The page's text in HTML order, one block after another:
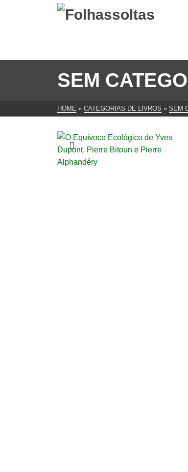
SEM
HOME » CATEGORIAS DE LIVROS » SEM